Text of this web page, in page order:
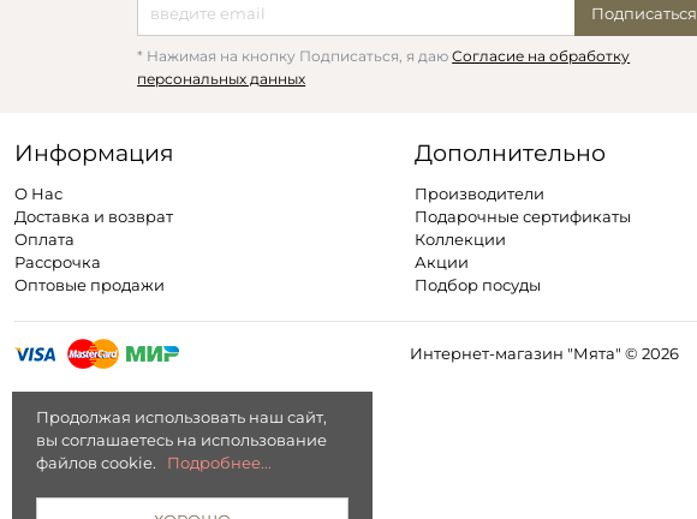
Подписаться
* Нажимая на кнопку Подписаться, я даюСогласие на обработку
персональных данных
Информация
О Нас
Доставка и возврат
Оплата
Рассрочка
Оптовые продажи
Дополнительно
Производители
Подарочные сертификаты
Коллекции
Акции
Подбор посуды
Интернет-магазин "Мята" © 2026
Продолжая использовать наш сайт,
вы соглашаетесь на использование
файлов cookie.
Подробнее...